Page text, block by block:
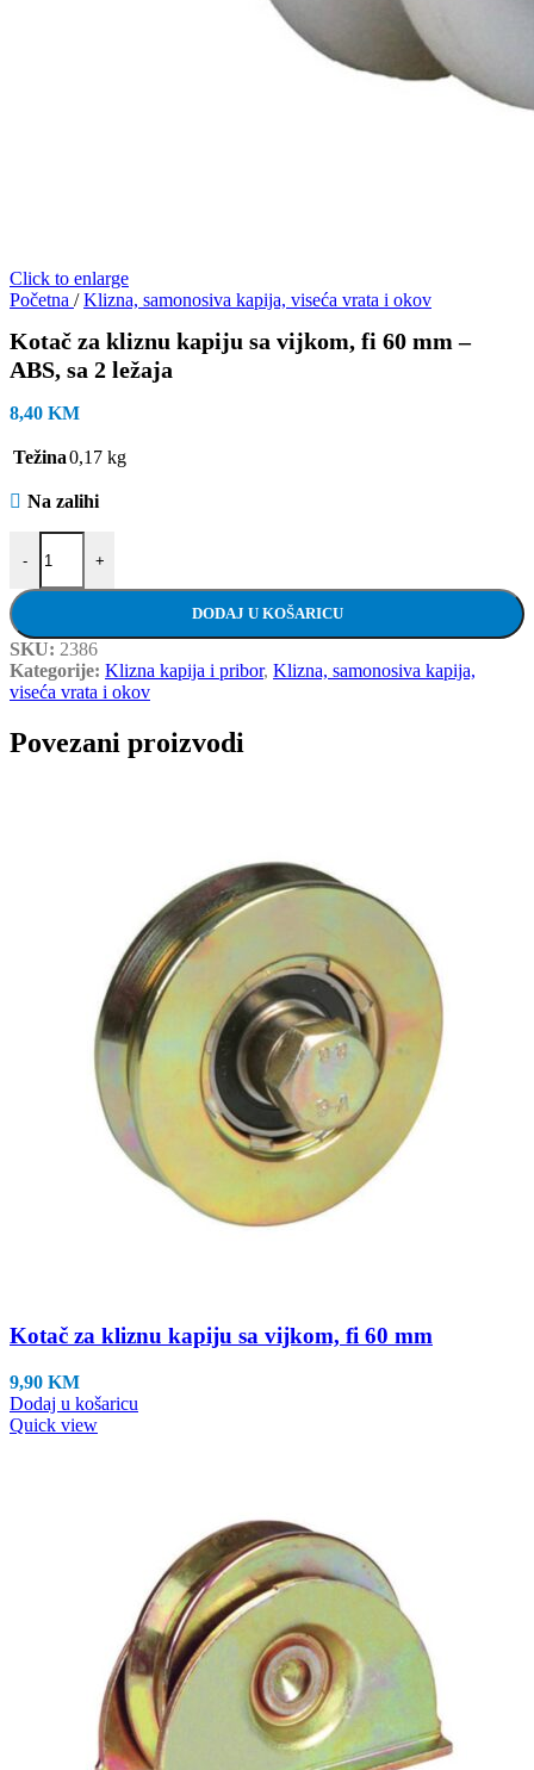
Click to enlarge
Početna / Klizna, samonosiva kapija, viseća vrata i okov
Kotač za kliznu kapiju sa vijkom, fi 60 mm –
ABS, sa 2 ležaja
8,40 KM
Težina0,17 kg
Na zalihi
-
Kotač za kliznu kapiju sa vijkom, fi 60 mm - ABS, sa 2 ležaja
+
DODAJ U KOŠARICU
SKU: 2386
Kategorije: Klizna kapija i pribor, Klizna, samonosiva kapija,
viseća vrata i okov
Povezani proizvodi
Kotač za kliznu kapiju sa vijkom, fi 60 mm
9,90 KM
Dodaj u košaricu
Quick view